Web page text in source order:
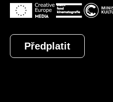
Předplatit